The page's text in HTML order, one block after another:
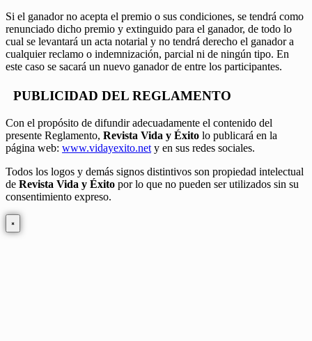
Si el ganador no acepta el premio o sus condiciones, se tendrá como
renunciado dicho premio y extinguido para el ganador, de todo lo
cual se levantará un acta notarial y no tendrá derecho el ganador a
cualquier reclamo o indemnización, parcial ni de ningún tipo. En
este caso se sacará un nuevo ganador de entre los participantes.
PUBLICIDAD DEL REGLAMENTO
Con el propósito de difundir adecuadamente el contenido del
presente Reglamento, Revista Vida y Éxito lo publicará en la
página web: www.vidayexito.net y en sus redes sociales.
Todos los logos y demás signos distintivos son propiedad intelectual
de Revista Vida y Éxito por lo que no pueden ser utilizados sin su
consentimiento expreso.
×